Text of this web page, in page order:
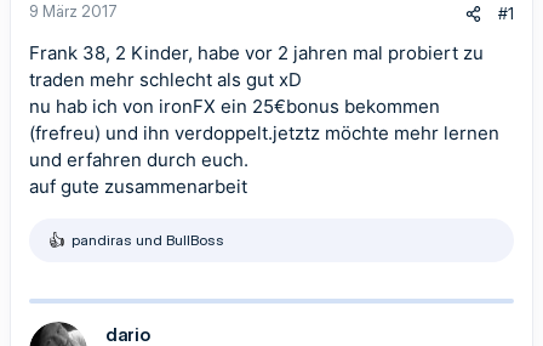
9 März 2017 #1
Frank 38, 2 Kinder, habe vor 2 jahren mal probiert zu
traden mehr schlecht als gut xD
nu hab ich von ironFX ein 25€bonus bekommen
(frefreu) und ihn verdoppelt.jetztz möchte mehr lernen
und erfahren durch euch.
auf gute zusammenarbeit
R
k
t
pandiras und BullBoss
dario